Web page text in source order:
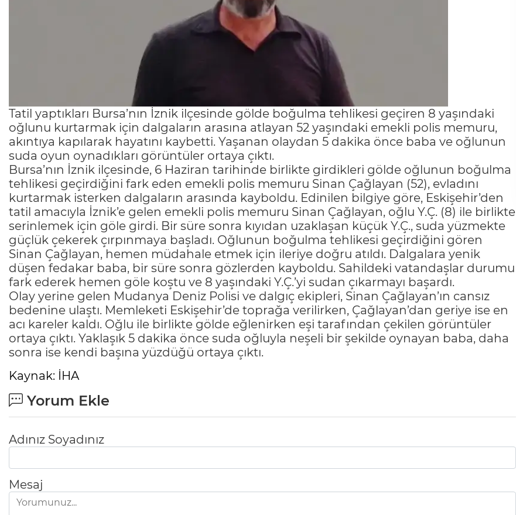
Tatil yaptıkları Bursa’nın İznik ilçesinde gölde boğulma tehlikesi geçiren 8 yaşındaki
oğlunu kurtarmak için dalgaların arasına atlayan 52 yaşındaki emekli polis memuru,
akıntıya kapılarak hayatını kaybetti. Yaşanan olaydan 5 dakika önce baba ve oğlunun
suda oyun oynadıkları görüntüler ortaya çıktı.
Bursa’nın İznik ilçesinde, 6 Haziran tarihinde birlikte girdikleri gölde oğlunun boğulma
tehlikesi geçirdiğini fark eden emekli polis memuru Sinan Çağlayan (52), evladını
kurtarmak isterken dalgaların arasında kayboldu. Edinilen bilgiye göre, Eskişehir’den
tatil amacıyla İznik’e gelen emekli polis memuru Sinan Çağlayan, oğlu Y.Ç. (8) ile birlikte
serinlemek için göle girdi. Bir süre sonra kıyıdan uzaklaşan küçük Y.Ç., suda yüzmekte
güçlük çekerek çırpınmaya başladı. Oğlunun boğulma tehlikesi geçirdiğini gören
Sinan Çağlayan, hemen müdahale etmek için ileriye doğru atıldı. Dalgalara yenik
düşen fedakar baba, bir süre sonra gözlerden kayboldu. Sahildeki vatandaşlar durumu
fark ederek hemen göle koştu ve 8 yaşındaki Y.Ç.’yi sudan çıkarmayı başardı.
Olay yerine gelen Mudanya Deniz Polisi ve dalgıç ekipleri, Sinan Çağlayan’ın cansız
bedenine ulaştı. Memleketi Eskişehir’de toprağa verilirken, Çağlayan’dan geriye ise en
acı kareler kaldı. Oğlu ile birlikte gölde eğlenirken eşi tarafından çekilen görüntüler
ortaya çıktı. Yaklaşık 5 dakika önce suda oğluyla neşeli bir şekilde oynayan baba, daha
sonra ise kendi başına yüzdüğü ortaya çıktı.
Kaynak: İHA
Yorum Ekle
Adınız Soyadınız
Mesaj